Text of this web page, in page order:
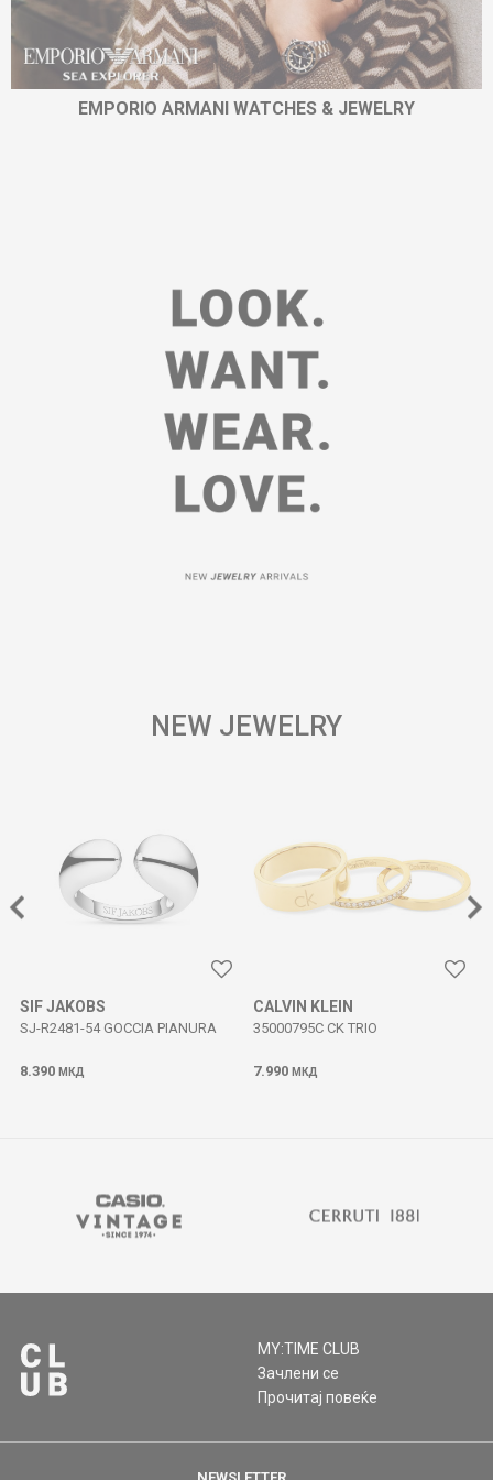
EMPORIO ARMANI WATCHES & JEWELRY
NEW JEWELRY
SIF JAKOBS
SJ-R2481-54 GOCCIA PIANURA
8.390 МКД
CALVIN KLEIN
35000795C CK TRIO
7.990 МКД
MY:TIME CLUB
Зачлени се
Прочитај повеќе